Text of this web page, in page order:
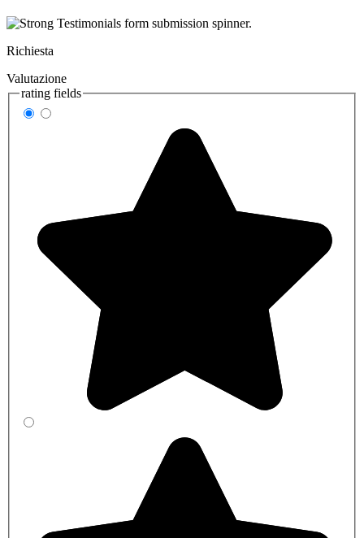
Richiesta
Valutazione
rating fields